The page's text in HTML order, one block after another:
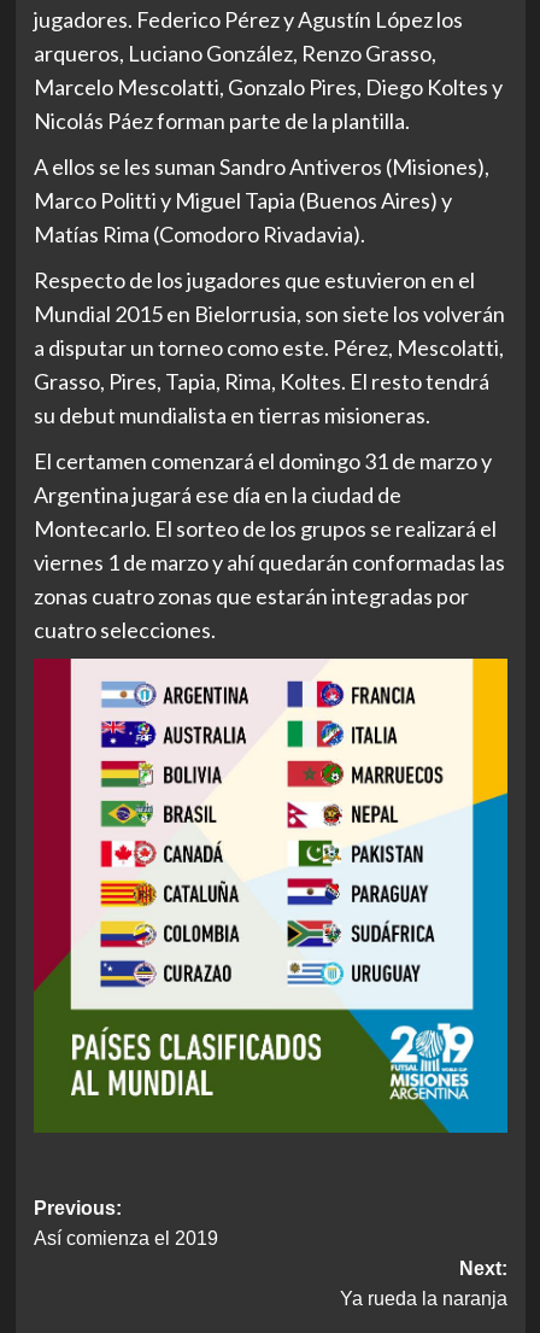
jugadores. Federico Pérez y Agustín López los
arqueros, Luciano González, Renzo Grasso,
Marcelo Mescolatti, Gonzalo Pires, Diego Koltes y
Nicolás Páez forman parte de la plantilla.
A ellos se les suman Sandro Antiveros (Misiones),
Marco Politti y Miguel Tapia (Buenos Aires) y
Matías Rima (Comodoro Rivadavia).
Respecto de los jugadores que estuvieron en el
Mundial 2015 en Bielorrusia, son siete los volverán
a disputar un torneo como este. Pérez, Mescolatti,
Grasso, Pires, Tapia, Rima, Koltes. El resto tendrá
su debut mundialista en tierras misioneras.
El certamen comenzará el domingo 31 de marzo y
Argentina jugará ese día en la ciudad de
Montecarlo. El sorteo de los grupos se realizará el
viernes 1 de marzo y ahí quedarán conformadas las
zonas cuatro zonas que estarán integradas por
cuatro selecciones.
Post
navigation
Previous:
Así comienza el 2019
Next:
Ya rueda la naranja